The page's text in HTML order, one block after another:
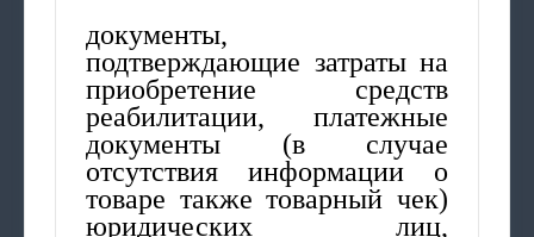
документы,
подтверждающие затраты на
приобретение средств
реабилитации, платежные
документы (в случае
отсутствия информации о
товаре также товарный чек)
юридических лиц,